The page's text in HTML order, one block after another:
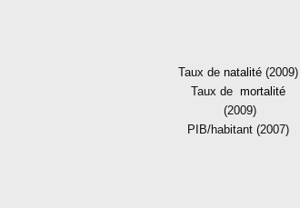
Taux de natalité (2009)
Taux de mortalité
(2009)
PIB/habitant (2007)